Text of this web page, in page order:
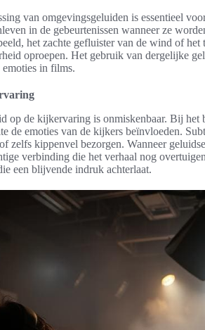
van omgevingsgeluiden is essentieel
in de gebeurtenissen wanneer ze
het zachte gefluister van de wind of
oproepen. Het gebruik van dergelijke
emoties in films.
op de kijkervaring is onmiskenbaar. Bij
de emoties van de kijkers beïnvloeden.
zelfs kippenvel bezorgen. Wanneer
verbinding die het verhaal nog
een blijvende indruk achterlaat.